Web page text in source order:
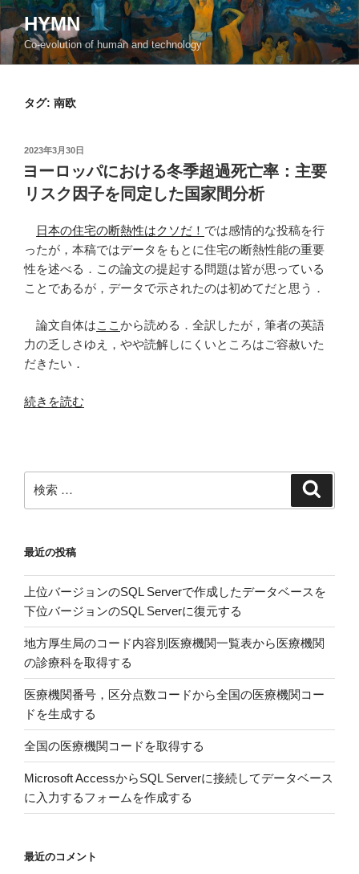
コ
ン
テ
ン
HYMN
Co-evolution of human and technology
タグ: 南欧
投
稿
日:
2023年3月30日
ヨーロッパにおける冬季超過死亡率：主要
リスク因子を同定した国家間分析
日本の住宅の断熱性はクソだ！ では感情的な投稿を行
ったが，本稿ではデータをもとに住宅の断熱性能の重要
性を述べる．この論文の提起する問題は皆が思っている
ことであるが，データで示されたのは初めてだと思う．
論文自体はここ から読める．全訳したが，筆者の英語
力の乏しさゆえ，やや読解しにくいところはご容赦いた
だきたい．
“ヨ
パ
に
る
冬
季
超
過
死
亡
率：
主
要
リ
ス
ク
因
同
続きを読む
索:
最近の投稿
上位バージョンのSQL Serverで作成したデータベースを
下位バージョンのSQL Serverに復元する
地方厚生局のコード内容別医療機関一覧表から医療機関
の診療科を取得する
医療機関番号，区分点数コードから全国の医療機関コー
ドを生成する
全国の医療機関コードを取得する
Microsoft AccessからSQL Serverに接続してデータベース
に入力するフォームを作成する
最近のコメント